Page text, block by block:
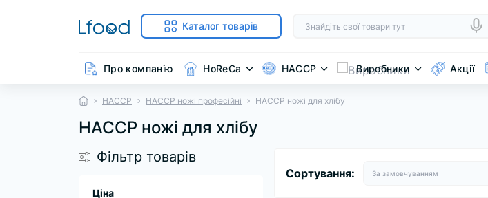
Каталог товарів
Про компанію HoReCa HACCP Виробники Акції
HACCP HACCP ножі професійні HACCP ножі для хлібу
HACCP ножі для хлібу
Фільтр товарів
Ціна
Сортування: